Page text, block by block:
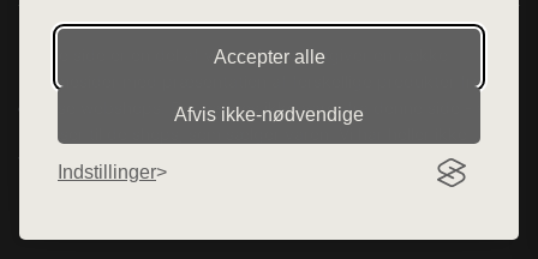
Accepter alle
Afvis ikke‑nødvendige
Indstillinger
Denne side er en del af want.dk, der udgiver en række
hjemmesider med præsentation af forskellige produkter fra
diverse webshops. Der sælges ikke varer fra denne side - vi
varerne på lager.